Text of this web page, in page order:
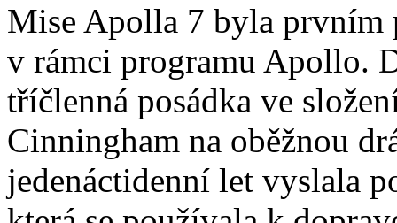
Mise Apolla 7 byla prvním
v rámci programu Apollo.
tříčlenná posádka ve
Cinningham na oběžnou
jedenáctidenní let vyslala